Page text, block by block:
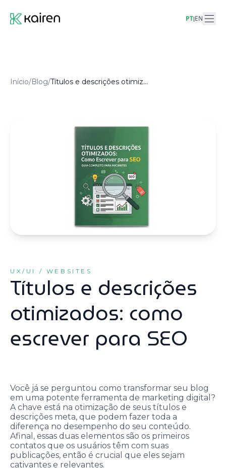
PT|EN
Início/Blog/ Títulos e descrições otimizados: como escrever para SEO
UX/UI / WEBSITES
Títulos e descrições
otimizados: como
escrever para SEO
Você já se perguntou como transformar seu blog
em uma potente ferramenta de marketing digital?
A chave está na otimização de seus títulos e
descrições meta, que podem fazer toda a
diferença no desempenho do seu conteúdo.
Afinal, essas duas elementos são os primeiros
contatos que os usuários têm com suas
publicações, então é crucial que eles sejam
cativantes e relevantes.